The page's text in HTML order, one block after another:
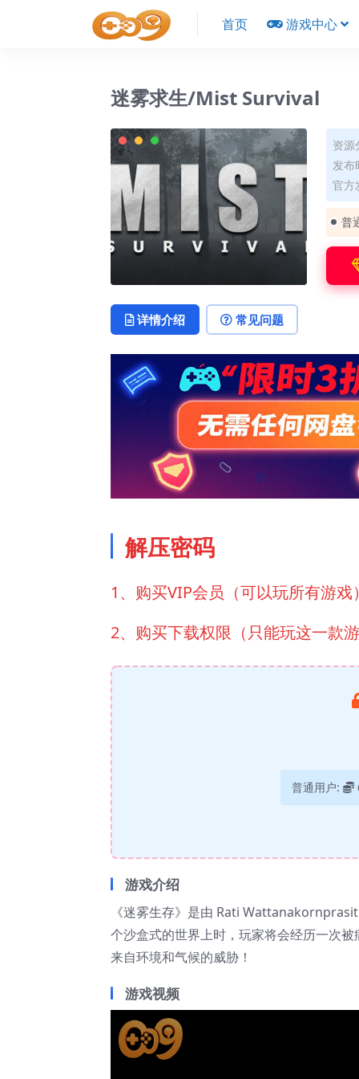
首页 游戏中心
迷雾求生/Mist Survival
资
发布
官方
普
详情介绍 常见问题
解压密码
1、购买VIP会员（可以玩所有游
2、购买下载权限（只能玩这一款
普通用户:
游戏介绍
《迷雾生存》是由 Rati
个沙盒式的世界上时，玩家将会经历一次
来自环境和气候的威胁！
游戏视频